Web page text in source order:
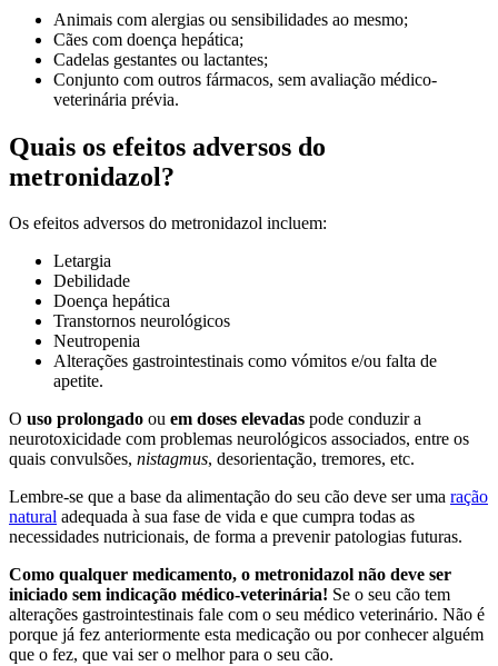
Animais com alergias ou sensibilidades ao mesmo;
Cães com doença hepática;
Cadelas gestantes ou lactantes;
Conjunto com outros fármacos, sem avaliação médico-
veterinária prévia.
Quais os efeitos adversos do
metronidazol?
Os efeitos adversos do metronidazol incluem:
Letargia
Debilidade
Doença hepática
Transtornos neurológicos
Neutropenia
Alterações gastrointestinais como vómitos e/ou falta de
apetite.
O uso prolongado ou em doses elevadas pode conduzir a
neurotoxicidade com problemas neurológicos associados, entre os
quais convulsões, nistagmus, desorientação, tremores, etc.
Lembre-se que a base da alimentação do seu cão deve ser uma ração
natural adequada à sua fase de vida e que cumpra todas as
necessidades nutricionais, de forma a prevenir patologias futuras.
Como qualquer medicamento, o metronidazol não deve ser
iniciado sem indicação médico-veterinária! Se o seu cão tem
alterações gastrointestinais fale com o seu médico veterinário. Não é
porque já fez anteriormente esta medicação ou por conhecer alguém
que o fez, que vai ser o melhor para o seu cão.